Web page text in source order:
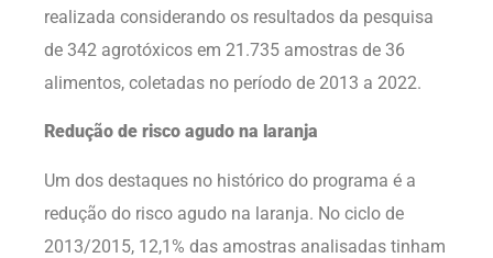
realizada considerando os resultados da pesquisa
de 342 agrotóxicos em 21.735 amostras de 36
alimentos, coletadas no período de 2013 a 2022.
Redução de risco agudo na laranja
Um dos destaques no histórico do programa é a
redução do risco agudo na laranja. No ciclo de
2013/2015, 12,1% das amostras analisadas tinham